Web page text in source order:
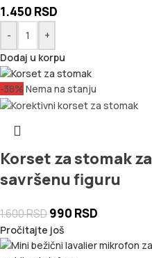
1.450 RSD
-
+
Dodaj u korpu
-38% Nema na stanju
Korset za stomak za
savršenu figuru
1.600RSD990 RSD
Pročitajte još